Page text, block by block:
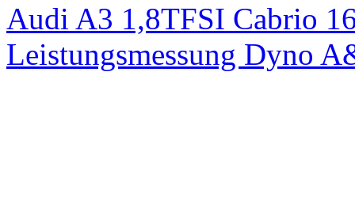
Audi A3 1,8TFSI Cabrio
Leistungsmessung Dyno